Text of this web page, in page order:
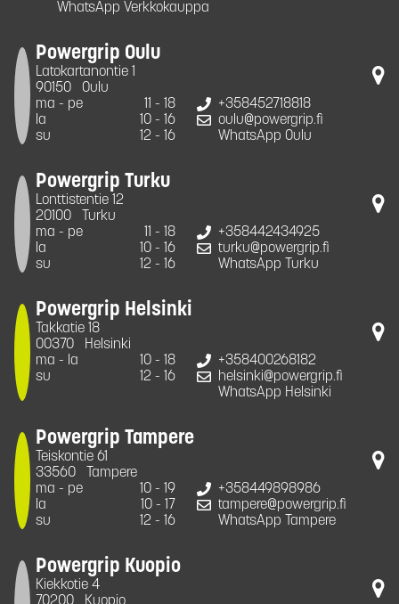
WhatsApp Verkkokauppa
Powergrip Oulu
Latokartanontie 1
90150
Oulu
ma - pe
11 - 18
la
10 - 16
su
12 - 16
+358452718818
oulu@powergrip.fi
WhatsApp Oulu
Powergrip Turku
Lonttistentie 12
20100
Turku
ma - pe
11 - 18
la
10 - 16
su
12 - 16
+358442434925
turku@powergrip.fi
WhatsApp Turku
Powergrip Helsinki
Takkatie 18
00370
Helsinki
ma - la
10 - 18
su
12 - 16
+358400268182
helsinki@powergrip.fi
WhatsApp Helsinki
Powergrip Tampere
Teiskontie 61
33560
Tampere
ma - pe
10 - 19
la
10 - 17
su
12 - 16
+358449898986
tampere@powergrip.fi
WhatsApp Tampere
Powergrip Kuopio
Kiekkotie 4